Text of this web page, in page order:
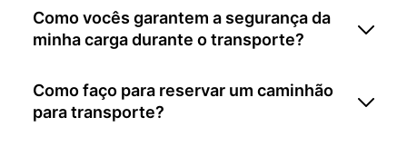
Como vocês garantem a segurança da
minha carga durante o transporte?
Como faço para reservar um caminhão
para transporte?